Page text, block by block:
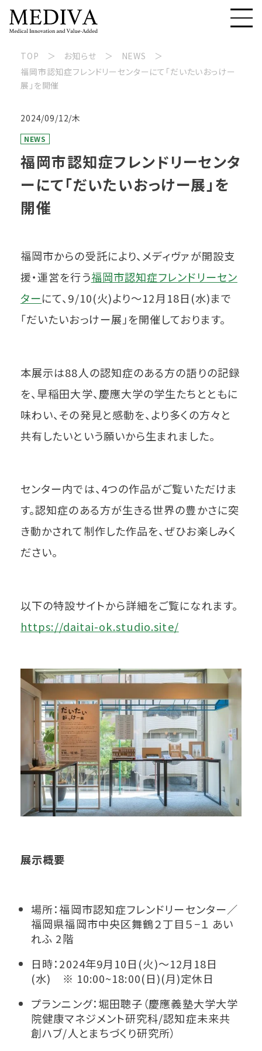
TOP お知らせ
NEWS
福岡市認知症フレンドリーセンターにて「だいたいおっけー
展」を開催
2024/09/12/木
NEWS
福岡市認知症フレンドリーセンタ
ーにて「だいたいおっけー展」を
開催
福岡市からの受託により、メディヴァが開設支
援・運営を行う福岡市認知症フレンドリーセン
ターにて、9/10(火)より〜12月18日(水)まで
「だいたいおっけー展」を開催しております。
本展示は88人の認知症のある方の語りの記録
を、早稲田大学、慶應大学の学生たちとともに
味わい、その発見と感動を、より多くの方々と
共有したいという願いから生まれました。
センター内では、4つの作品がご覧いただけま
す。認知症のある方が生きる世界の豊かさに突
き動かされて制作した作品を、ぜひお楽しみく
ださい。
以下の特設サイトから詳細をご覧になれます。
https://daitai-ok.studio.site/
展示概要
場所：福岡市認知症フレンドリーセンター／
福岡県福岡市中央区舞鶴２丁目５−１ あい
れふ 2階
日時：2024年9月10日(火)〜12月18日
(水) ※ 10:00~18:00(日)(月)定休日
プランニング：堀田聰子（慶應義塾大学大学
院健康マネジメント研究科/認知症未来共
創ハブ/人とまちづくり研究所）